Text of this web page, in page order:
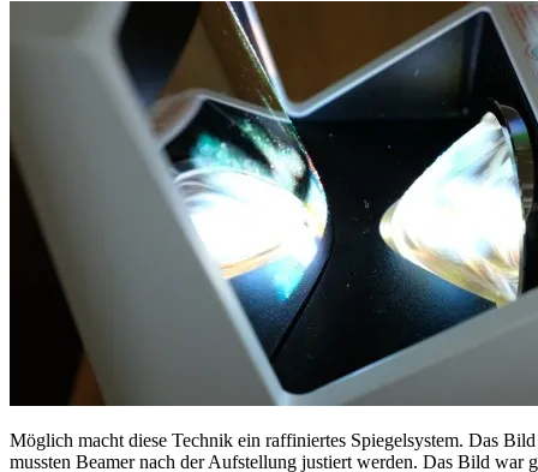
Möglich macht diese Technik ein raffiniertes Spiegelsystem. Das
mussten Beamer nach der Aufstellung justiert werden. Das Bild war